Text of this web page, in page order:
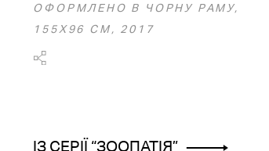
ОФОРМЛЕНО В ЧОРНУ РАМУ,
155Х96 СМ, 2017
ІЗ СЕРІЇ “ЗООПАТІЯ”